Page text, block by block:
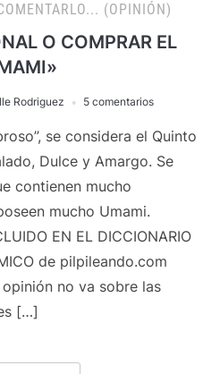
(OPINIÓN)
O COMPRAR EL
Rodriguez 5 comentarios
se considera el Quinto
Dulce y Amargo. Se
contienen mucho
mucho Umami.
EN EL DICCIONARIO
de pilpileando.com
no va sobre las
[…]